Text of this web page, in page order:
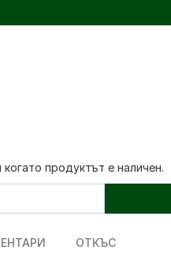
продуктът е наличен.
ОТКЪС